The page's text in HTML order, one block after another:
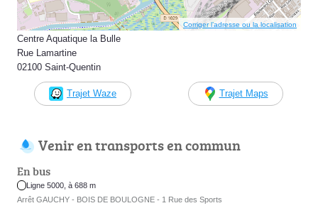
Corriger l’adresse ou la localisation
Centre Aquatique la Bulle
Rue Lamartine
02100 Saint-Quentin
Trajet Waze Trajet Maps
Venir en transports en commun
En bus
Ligne 5000, à 688 m
Arrêt GAUCHY - BOIS DE BOULOGNE - 1 Rue des Sports